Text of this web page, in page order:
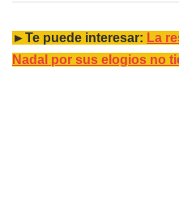
►Te puede interesar: La
Nadal por sus elogios no